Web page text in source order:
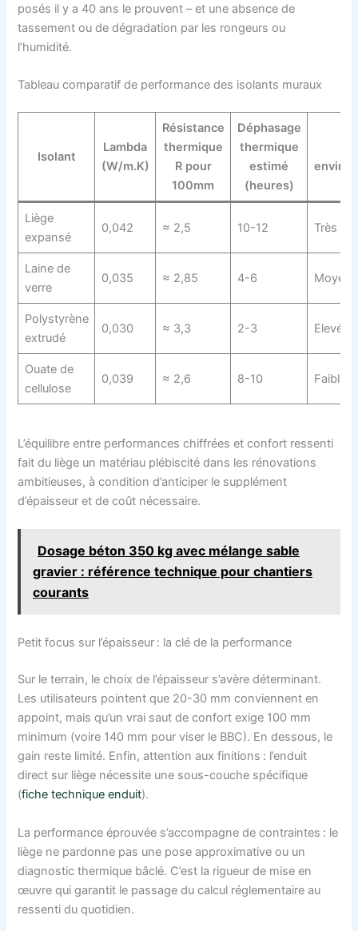
posés il y a 40 ans le prouvent – et une absence de
tassement ou de dégradation par les rongeurs ou
l’humidité.
Tableau comparatif de performance des isolants muraux
Isolant
Lambda
(W/m.K)
Résistance
thermique
R pour
100mm
Déphasage
thermique
estimé
(heures)
Liège
expansé
0,042 ≈ 2,5 10-12 Très
Laine de
verre
0,035 ≈ 2,85 4-6 Moyen
Polystyrène
extrudé
0,030 ≈ 3,3 2-3 Elevé
Ouate de
cellulose
0,039 ≈ 2,6 8-10 Faible
L’équilibre entre performances chiffrées et confort ressenti
fait du liège un matériau plébiscité dans les rénovations
ambitieuses, à condition d’anticiper le supplément
d’épaisseur et de coût nécessaire.
Dosage béton 350 kg avec mélange sable
gravier : référence technique pour chantiers
courants
Petit focus sur l’épaisseur : la clé de la performance
Sur le terrain, le choix de l’épaisseur s’avère déterminant.
Les utilisateurs pointent que 20-30 mm conviennent en
appoint, mais qu’un vrai saut de confort exige 100 mm
minimum (voire 140 mm pour viser le BBC). En dessous, le
gain reste limité. Enfin, attention aux finitions : l’enduit
direct sur liège nécessite une sous-couche spécifique
(fiche technique enduit).
La performance éprouvée s’accompagne de contraintes : le
liège ne pardonne pas une pose approximative ou un
diagnostic thermique bâclé. C’est la rigueur de mise en
œuvre qui garantit le passage du calcul réglementaire au
ressenti du quotidien.